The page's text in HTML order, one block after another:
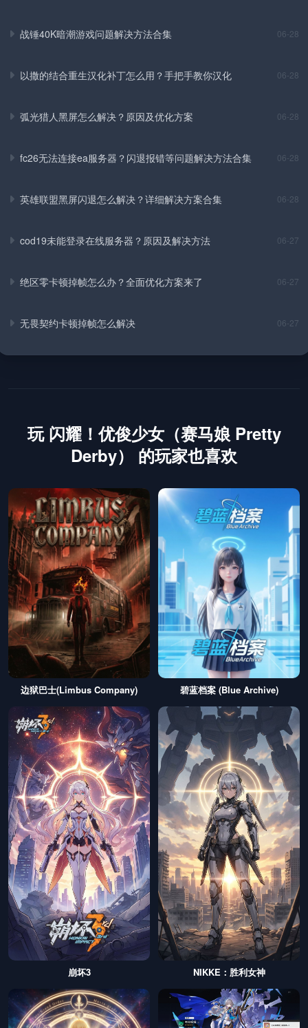
战锤40K暗潮游戏问题解决方法合集 06-28
以撒的结合重生汉化补丁怎么用？手把手教你汉化 06-28
弧光猎人黑屏怎么解决？原因及优化方案 06-28
fc26无法连接ea服务器？闪退报错等问题解决方法合集 06-28
英雄联盟黑屏闪退怎么解决？详细解决方案合集 06-28
cod19未能登录在线服务器？原因及解决方法 06-27
绝区零卡顿掉帧怎么办？全面优化方案来了 06-27
无畏契约卡顿掉帧怎么解决 06-27
玩 闪耀！优俊少女（赛马娘 Pretty
Derby） 的玩家也喜欢
边狱巴士(Limbus Company) 碧蓝档案 (Blue Archive)
崩坏3 NIKKE：胜利女神